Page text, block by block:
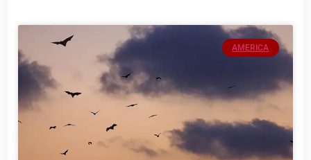
AMERICA